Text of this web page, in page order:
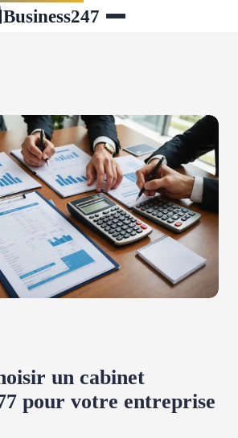
Business247
un cabinet
pour votre entreprise